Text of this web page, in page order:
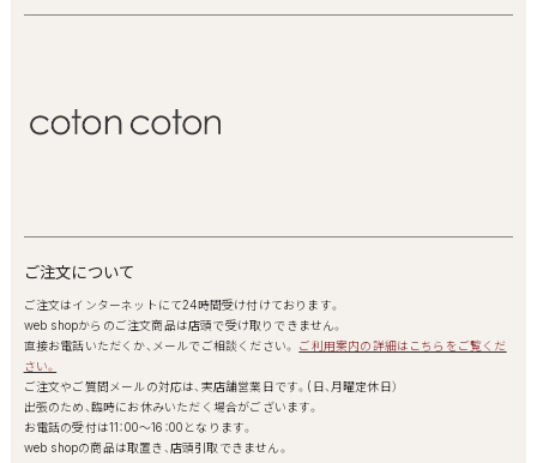
ご注文について
ご注文はインターネットにて24時間受け付けております。
web shopからのご注文商品は店頭で受け取りできません。
直接お電話いただくか、メールでご相談ください。 ご利用案内の詳細はこちらをご覧くだ
さい。
ご注文やご質問メールの対応は、実店舗営業日です。(日、月曜定休日）
出張のため、臨時にお休みいただく場合がございます。
お電話の受付は11：00～16：00となります。
web shopの商品は取置き、店頭引取できません。